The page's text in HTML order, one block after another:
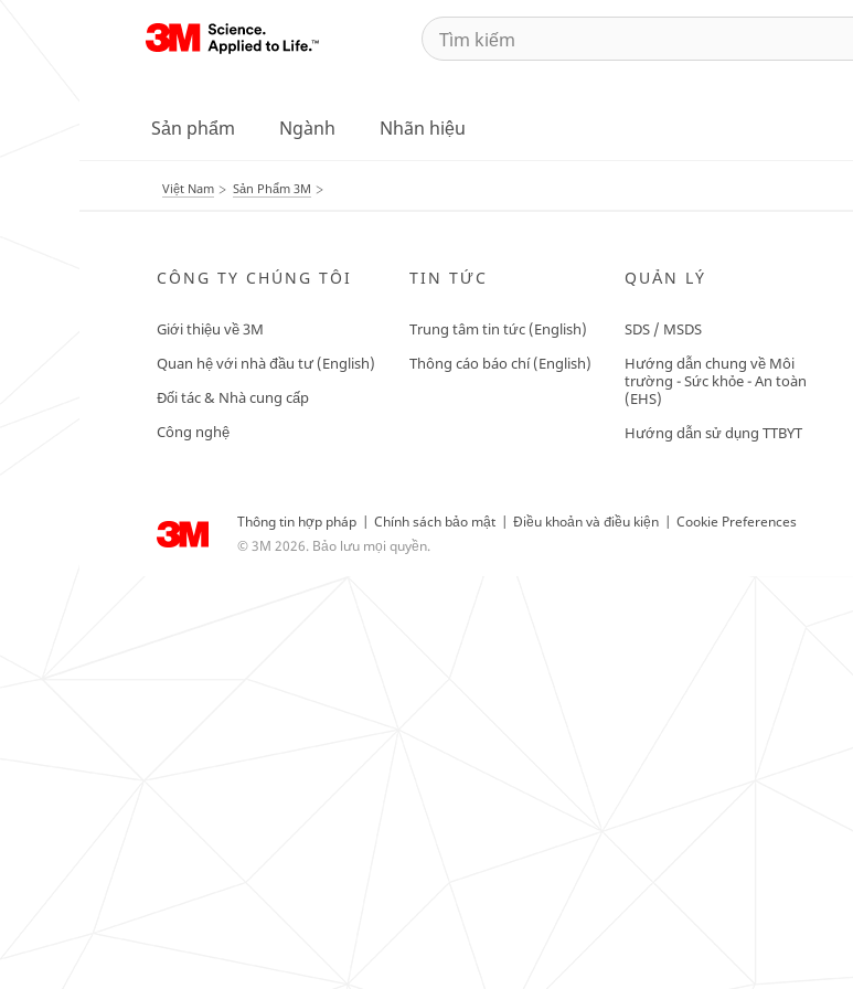
Sản phẩm Ngành Nhãn hiệu
Việt Nam Sản Phẩm 3M
CÔNG TY CHÚNG TÔI
Giới thiệu về 3M
Quan hệ với nhà đầu tư (English)
Đối tác & Nhà cung cấp
Công nghệ
TIN TỨC
Trung tâm tin tức (English)
Thông cáo báo chí (English)
QUẢN LÝ
SDS / MSDS
Hướng dẫn chung về Môi
trường - Sức khỏe - An toàn
(EHS)
Hướng dẫn sử dụng TTBYT
Thông tin hợp pháp | Chính sách bảo mật | Điều khoản và điều kiện | Cookie Preferences
© 3M 2026. Bảo lưu mọi quyền.